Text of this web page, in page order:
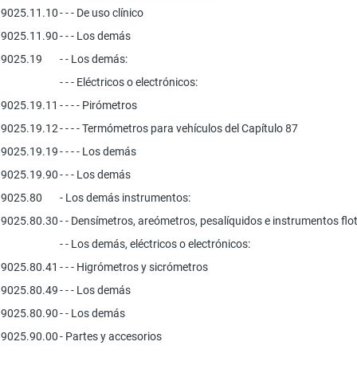
9025.11.10- - - De uso clínico
9025.11.90- - - Los demás
9025.19
- - Los demás:
- - - Eléctricos o electrónicos:
9025.19.11 - - - - Pirómetros
9025.19.12- - - - Termómetros para vehículos del Capítulo 87
9025.19.19- - - - Los demás
9025.19.90- - - Los demás
9025.80
- Los demás instrumentos:
9025.80.30- - Densímetros, areómetros, pesalíquidos e instrumentos
- - Los demás, eléctricos o electrónicos:
9025.80.41 - - - Higrómetros y sicrómetros
9025.80.49- - - Los demás
9025.80.90- - Los demás
9025.90.00- Partes y accesorios